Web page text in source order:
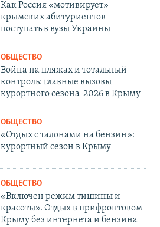
Как Россия «мотивирует»
крымских абитуриентов
поступать в вузы Украины
ОБЩЕСТВО
Война на пляжах и тотальный
контроль: главные вызовы
курортного сезона-2026 в Крыму
ОБЩЕСТВО
«Отдых с талонами на бензин»:
курортный сезон в Крыму
ОБЩЕСТВО
«Включен режим тишины и
красоты». Отдых в прифронтовом
Крыму без интернета и бензина